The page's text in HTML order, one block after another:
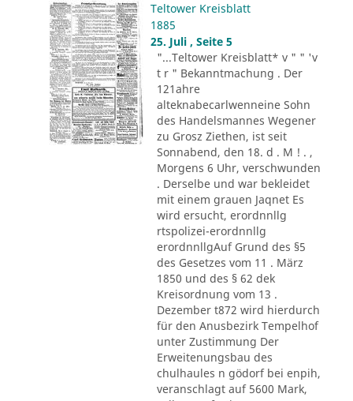
Teltower Kreisblatt
1885
25. Juli , Seite 5
"...Teltower Kreisblatt* v " " 'v
t r " Bekanntmachung . Der
121ahre
alteknabecarlwenneine Sohn
des Handelsmannes Wegener
zu Grosz Ziethen, ist seit
Sonnabend, den 18. d . M ! . ,
Morgens 6 Uhr, verschwunden
. Derselbe und war bekleidet
mit einem grauen Jaqnet Es
wird ersucht, erordnnllg
rtspolizei-erordnnllg
erordnnllgAuf Grund des §5
des Gesetzes vom 11 . März
1850 und des § 62 dek
Kreisordnung vom 13 .
Dezember t872 wird hierdurch
für den Anusbezirk Tempelhof
unter Zustimmung Der
Erweitenungsbau des
chulhaules n gödorf bei enpih,
veranschlagt auf 5600 Mark,